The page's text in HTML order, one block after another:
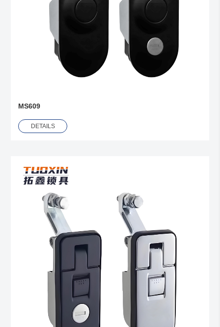
MS609
DETAILS